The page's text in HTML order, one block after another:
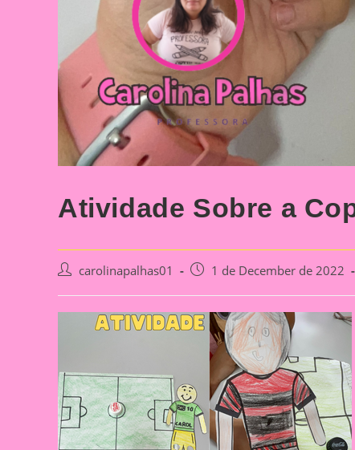
Atividade Sobre a
Post carolinapalhas01
Post 1 de December de 2022